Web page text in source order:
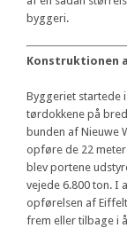
byggeri.
Konstruktionen
Byggeriet startede
tørdokkene på
bunden af Nieuwe
opføre de 22
blev portene
vejede 6.800 ton. I
opførelsen af
frem eller tilbage i